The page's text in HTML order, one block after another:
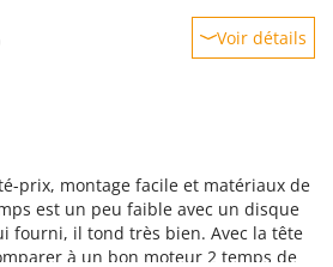
Voir détails
prix, montage facile et matériaux de
est un peu faible avec un disque
fourni, il tond très bien. Avec la tête
à un bon moteur 2 temps de